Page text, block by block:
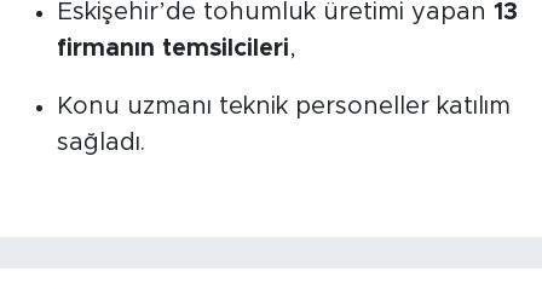
Eskişehir’de tohumluk üretimi yapan 13
firmanın temsilcileri,
Konu uzmanı teknik personeller katılım
sağladı.